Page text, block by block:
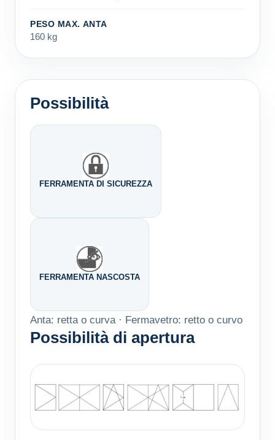
PESO MAX. ANTA
160 kg
Possibilità
FERRAMENTA DI SICUREZZA
FERRAMENTA NASCOSTA
Anta: retta o curva · Fermavetro: retto o curvo
Possibilità di apertura